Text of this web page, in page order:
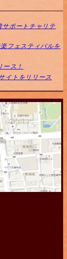
サポートチャリテ
フェスティバルを
ス！
イトをリリース